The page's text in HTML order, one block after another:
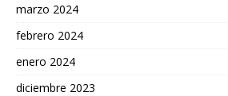
marzo 2024
febrero 2024
enero 2024
diciembre 2023